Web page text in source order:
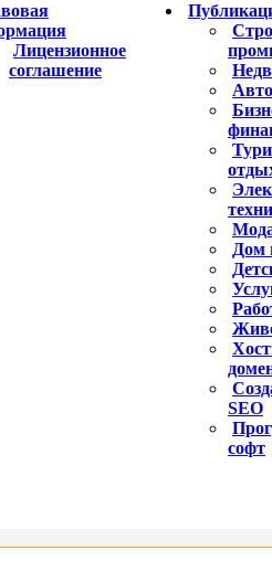
Лицензионное
соглашение
Дом
SEO
софт